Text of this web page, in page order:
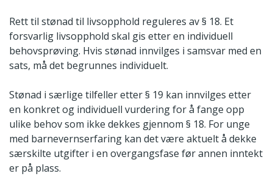
Rett til stønad til livsopphold reguleres av § 18. Et
forsvarlig livsopphold skal gis etter en individuell
behovsprøving. Hvis stønad innvilges i samsvar med en
sats, må det begrunnes individuelt.
Stønad i særlige tilfeller etter § 19 kan innvilges etter
en konkret og individuell vurdering for å fange opp
ulike behov som ikke dekkes gjennom § 18. For unge
med barnevernserfaring kan det være aktuelt å dekke
særskilte utgifter i en overgangsfase før annen inntekt
er på plass.